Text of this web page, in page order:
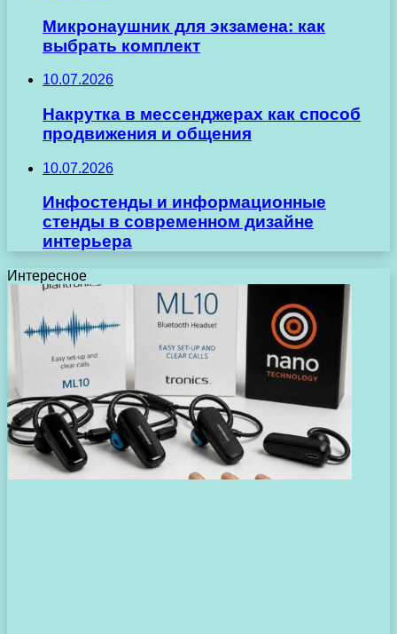
Микронаушник для экзамена: как
выбрать комплект
10.07.2026
Накрутка в мессенджерах как способ
продвижения и общения
10.07.2026
Инфостенды и информационные
стенды в современном дизайне
интерьера
Интересное